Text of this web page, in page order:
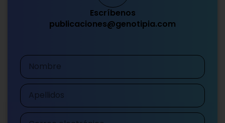
Escríbenos
publicaciones@genotipia.com
Nombre
Apellidos
Correo